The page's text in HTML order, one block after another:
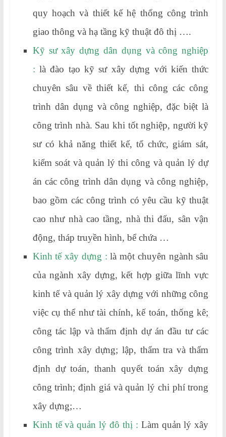
quy hoạch và thiết kế hệ thống công trình
giao thông và hạ tầng kỹ thuật đô thị ….
Kỹ sư xây dựng dân dụng và công nghiệp
: là đào tạo kỹ sư xây dựng với kiến thức
chuyên sâu về thiết kế, thi công các công
trình dân dụng và công nghiệp, đặc biệt là
công trình nhà. Sau khi tốt nghiệp, người kỹ
sư có khả năng thiết kế, tổ chức, giám sát,
kiểm soát và quản lý thi công và quản lý dự
án các công trình dân dụng và công nghiệp,
bao gồm các công trình có yêu cầu kỹ thuật
cao như nhà cao tầng, nhà thi đấu, sân vận
động, tháp truyền hình, bể chứa …
Kinh tế xây dựng : là một chuyên ngành sâu
của ngành xây dựng, kết hợp giữa lĩnh vực
kinh tế và quản lý xây dựng với những công
việc cụ thể như tài chính, kế toán, thống kê;
công tác lập và thẩm định dự án đầu tư các
công trình xây dựng; lập, thẩm tra và thẩm
định dự toán, thanh quyết toán xây dựng
công trình; định giá và quản lý chi phí trong
xây dựng;…
Kinh tế và quản lý đô thị : Làm quản lý xây